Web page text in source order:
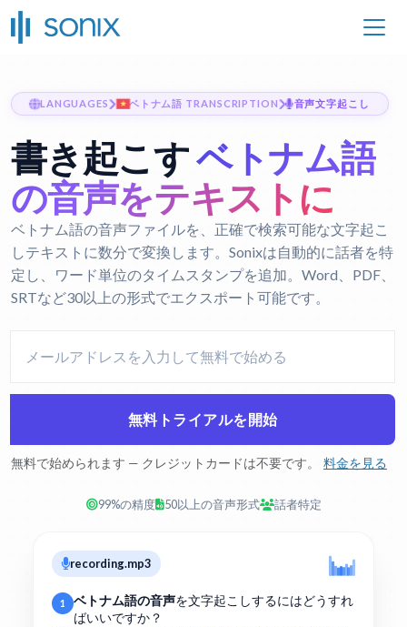
LANGUAGES ベトナム語 TRANSCRIPTION 音声文字起こし
書き起こすベトナム語
の音声をテキストに
ベトナム語の音声ファイルを、正確で検索可能な文字起こ
しテキストに数分で変換します。Sonixは自動的に話者を特
定し、ワード単位のタイムスタンプを追加。Word、PDF、
SRTなど30以上の形式でエクスポート可能です。
無料トライアルを開始
無料で始められます — クレジットカードは不要です。 料金を見る
99%の精度 50以上の音声形式 話者特定
recording.mp3
1 ベトナム語の音声を文字起こしするにはどうすれ
ばいいですか？